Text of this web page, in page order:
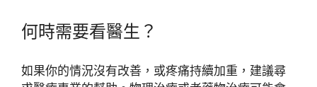
何時需要看醫生？
如果你的情況沒有改善，或疼痛持續加重，建議尋